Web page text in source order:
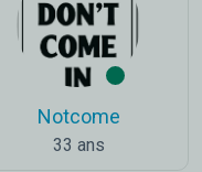
Notcome
33 ans